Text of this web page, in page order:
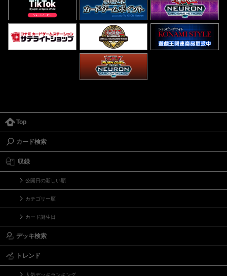
Top
カード検索
収録
公開日の新しい順
カテゴリー順
カード誕生日
デッキ検索
トレンド
人気デッキランキング